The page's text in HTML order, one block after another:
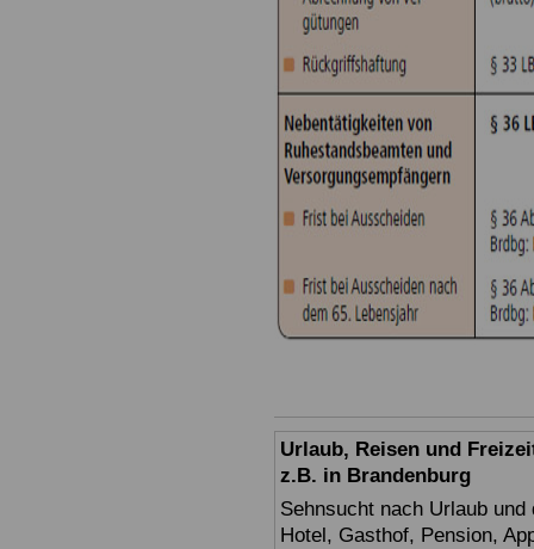
Urlaub, Reisen und
z.B. in Brandenburg
Sehnsucht nach Urlaub
Hotel, Gasthof, Pension,